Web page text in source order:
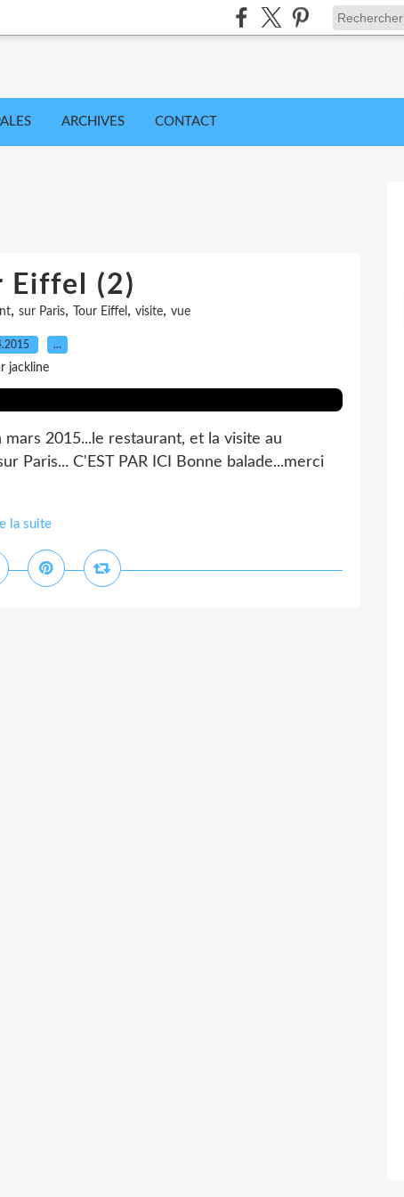
ARCHIVES CONTACT
Eiffel (2)
, sur Paris, Tour Eiffel , visite, vue
…
jackline
2015...le restaurant, et la visite au
Paris... C'EST PAR ICI Bonne balade...merci
la suite